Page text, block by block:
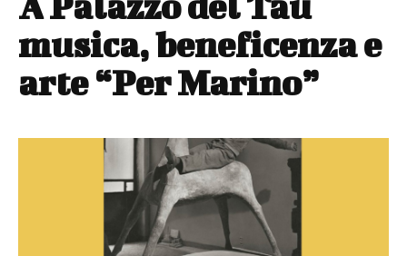
musica, beneficenza e
arte “Per Marino”